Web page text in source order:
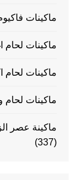
ماكينات
ماكينات
ماكينات لحام
ماكينات لحام
ماكينة عصر الزيوت موديل
(337)